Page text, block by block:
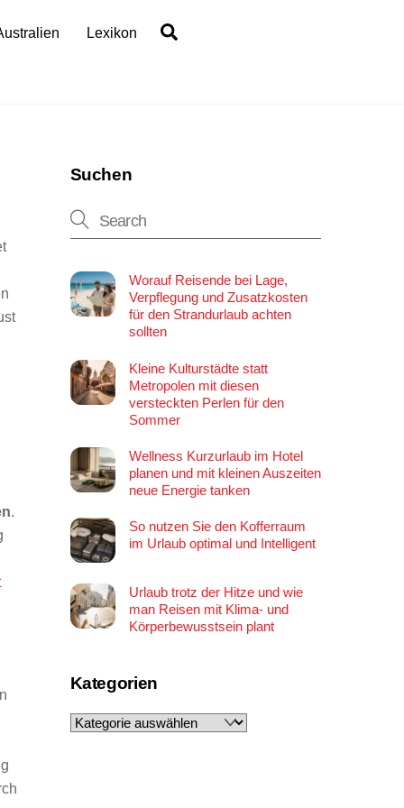
Lexikon
.
Suchen
Worauf Reisende bei Lage,
Verpflegung und Zusatzkosten
für den Strandurlaub achten
sollten
Kleine Kulturstädte statt
Metropolen mit diesen
versteckten Perlen für den
Sommer
Wellness Kurzurlaub im Hotel
planen und mit kleinen Auszeiten
neue Energie tanken
So nutzen Sie den Kofferraum
im Urlaub optimal und Intelligent
Urlaub trotz der Hitze und wie
man Reisen mit Klima- und
Körperbewusstsein plant
Kategorien
Kategorien